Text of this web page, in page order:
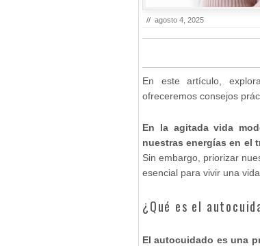
// agosto 4, 2025
En este artículo,
ofreceremos consejos
En la agitada vida
nuestras energías en el
Sin embargo, priorizar
esencial para vivir una
¿Qué es el
El autocuidado es una